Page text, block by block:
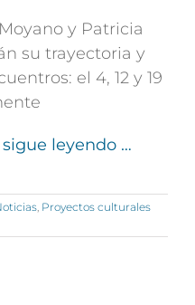
y Patricia
su trayectoria y
el 4, 12 y 19
sigue leyendo …
, Proyectos culturales